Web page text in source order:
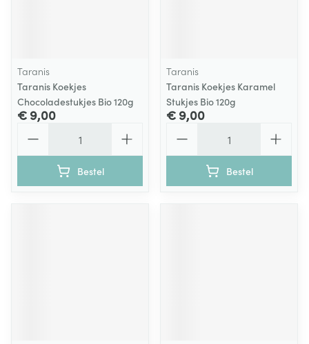
Taranis
Taranis Koekjes
Chocoladestukjes Bio 120g
€ 9,00
Bestel
Taranis
Taranis Koekjes Karamel
Stukjes Bio 120g
€ 9,00
Bestel